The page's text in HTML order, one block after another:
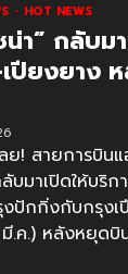
HOT NEWS
น่า” กลับม
ปียงยาง
ลย! สายการบิน
บมาเปิดให้บริก
งปักกิ่งกับกรุง
.ค.) หลังหยุดบิ